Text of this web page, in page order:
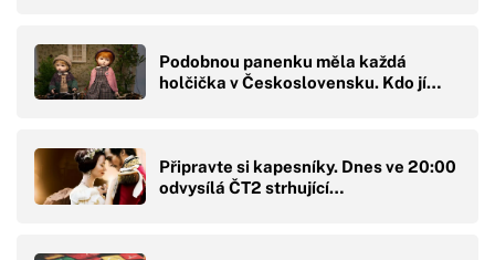
Podobnou panenku měla každá
holčička v Československu. Kdo jí…
Připravte si kapesníky. Dnes ve 20:00
odvysílá ČT2 strhující…